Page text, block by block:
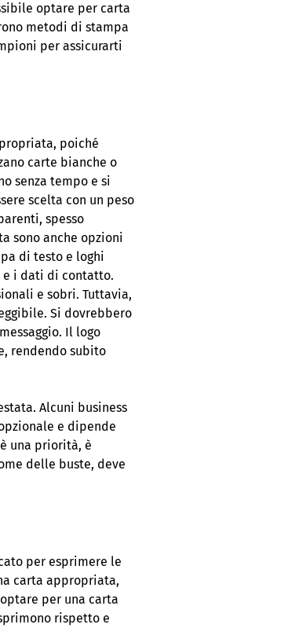
optare per carta
metodi di stampa
per assicurarti
poiché
carte bianche o
senza tempo e si
scelta con un peso
spesso
sono anche opzioni
di testo e loghi
e i dati di contatto.
e sobri. Tuttavia,
Si dovrebbero
Il logo
rendendo subito
Alcuni business
e dipende
una priorità, è
delle buste, deve
per esprimere le
carta appropriata,
per una carta
rispetto e